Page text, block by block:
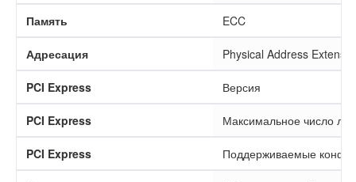
Память ECC
Адресация Physical Address
PCI Express Версия
PCI Express Максимальное число
PCI Express Поддерживаемые